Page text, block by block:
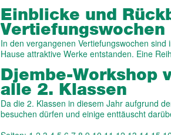
Einblicke und
Vertiefungswochen
In den vergangenen Vertiefungswochen
Hause attraktive Werke entstanden. Eine
Djembe-Workshop
alle 2. Klassen
Da die 2. Klassen in diesem Jahr aufgrund
besuchen dürfen und einige enttäuscht